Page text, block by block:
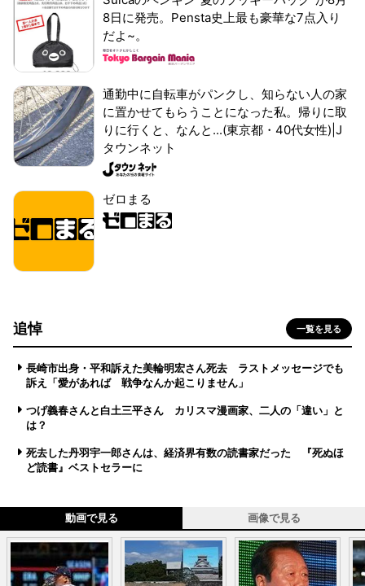
8日に発売。Pensta史上最も豪華な7点入り
だよ~。
通勤中に自転車がパンクし、知らない人の家
に置かせてもらうことになった私。帰りに取
りに行くと、なんと...(東京都・40代女性)|J
タウンネット
ゼロまる
追悼 一覧を見る
長崎市出身・平和訴えた美輪明宏さん死去 ラストメッセージでも
訴え「愛があれば 戦争なんか起こりません」
つげ義春さんと白土三平さん カリスマ漫画家、二人の「違い」と
は？
死去した丹羽宇一郎さんは、経済界有数の読書家だった 『死ぬほ
ど読書』ベストセラーに
動画で見る 画像で見る